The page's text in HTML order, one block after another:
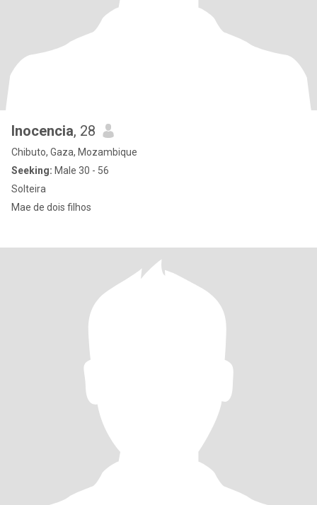
Inocencia, 28
Chibuto, Gaza, Mozambique
Seeking: Male 30 - 56
Solteira
Mae de dois filhos